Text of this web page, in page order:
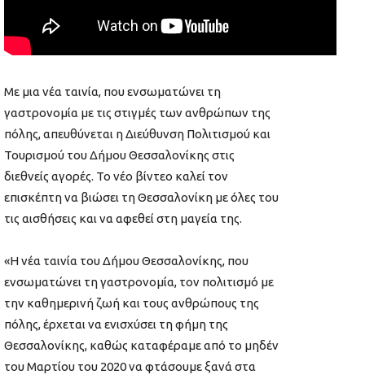
Με μια νέα ταινία, που ενσωματώνει τη
γαστρονομία με τις στιγμές των ανθρώπων της
πόλης, απευθύνεται η Διεύθυνση Πολιτισμού και
Τουρισμού του Δήμου Θεσσαλονίκης στις
διεθνείς αγορές. Το νέο βίντεο καλεί τον
επισκέπτη να βιώσει τη Θεσσαλονίκη με όλες του
τις αισθήσεις και να αφεθεί στη μαγεία της.
«Η νέα ταινία του Δήμου Θεσσαλονίκης, που
ενσωματώνει τη γαστρονομία, τον πολιτισμό με
την καθημερινή ζωή και τους ανθρώπους της
πόλης, έρχεται να ενισχύσει τη φήμη της
Θεσσαλονίκης, καθώς καταφέραμε από το μηδέν
του Μαρτίου του 2020 να φτάσουμε ξανά στα